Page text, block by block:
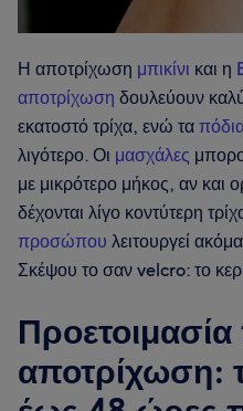
Η αποτρίχωση μπικίνι και η
αποτρίχωση δουλεύουν
εκατοστό τρίχα, ενώ τα
λιγότερο. Οι μασχάλες
με μικρότερο μήκος, αν και
δέχονται λίγο κοντύτερη
προσώπου λειτουργεί
Σκέψου το σαν velcro: το κερί
αποτρίχωση: